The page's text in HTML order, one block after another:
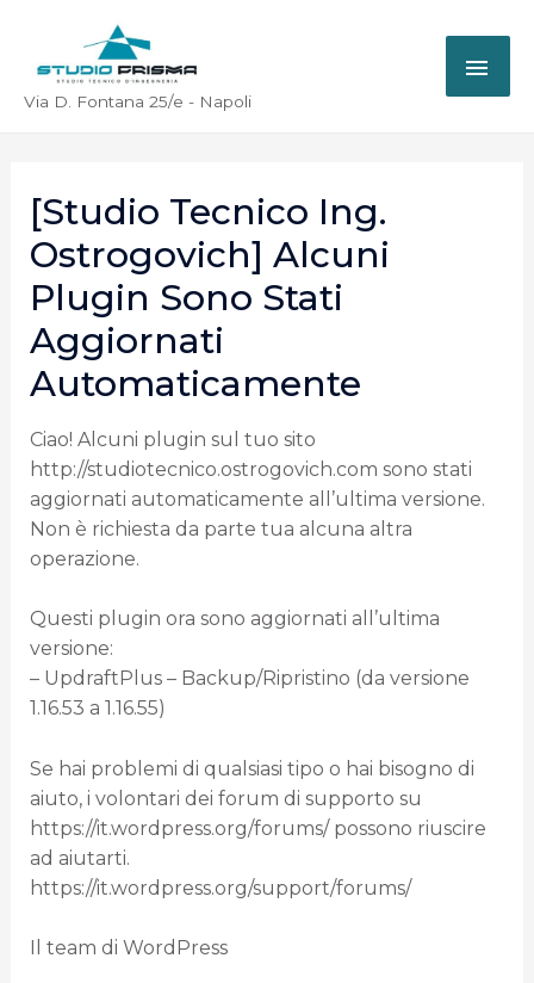
Via D. Fontana 25/e - Napoli
[Studio Tecnico Ing.
Ostrogovich] Alcuni
Plugin Sono Stati
Aggiornati
Automaticamente
Ciao! Alcuni plugin sul tuo sito
http://studiotecnico.ostrogovich.com sono stati
aggiornati automaticamente all’ultima versione.
Non è richiesta da parte tua alcuna altra
operazione.
Questi plugin ora sono aggiornati all’ultima
versione:
– UpdraftPlus – Backup/Ripristino (da versione
1.16.53 a 1.16.55)
Se hai problemi di qualsiasi tipo o hai bisogno di
aiuto, i volontari dei forum di supporto su
https://it.wordpress.org/forums/ possono riuscire
ad aiutarti.
https://it.wordpress.org/support/forums/
Il team di WordPress